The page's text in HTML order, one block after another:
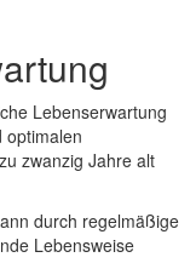
Lebenserwartung
optimalen
zwanzig Jahre alt
durch regelmäßige
Lebensweise